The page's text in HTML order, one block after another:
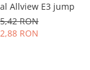
Flex Coaxial Allview E3 jump
RON
RON